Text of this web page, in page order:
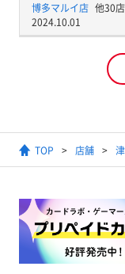
博多マルイ店 他30
2024.10.01
TOP 店舗